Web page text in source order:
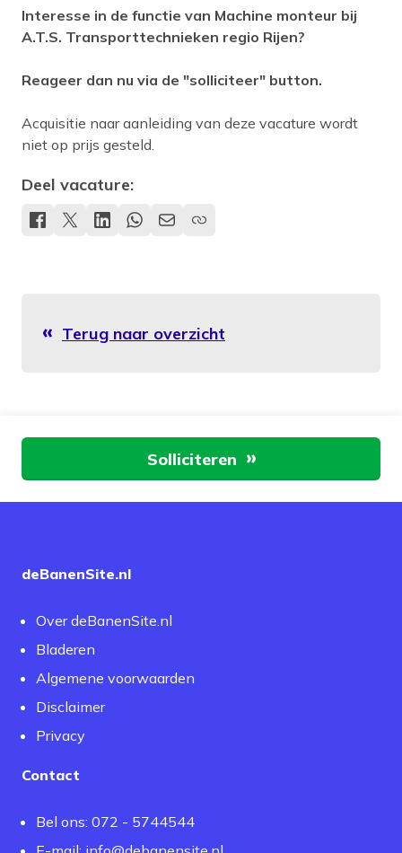
Interesse in de functie van Machine monteur bij
A.T.S. Transporttechnieken regio Rijen?
Reageer dan nu via de "solliciteer" button.
Acquisitie naar aanleiding van deze vacature wordt
niet op prijs gesteld.
Deel vacature:
Terug naar overzicht
Aan de slagSolliciteren
deBanenSite.nl
Over deBanenSite.nl
Bladeren
Algemene voorwaarden
Disclaimer
Privacy
Contact
Bel ons: 072 - 5744544